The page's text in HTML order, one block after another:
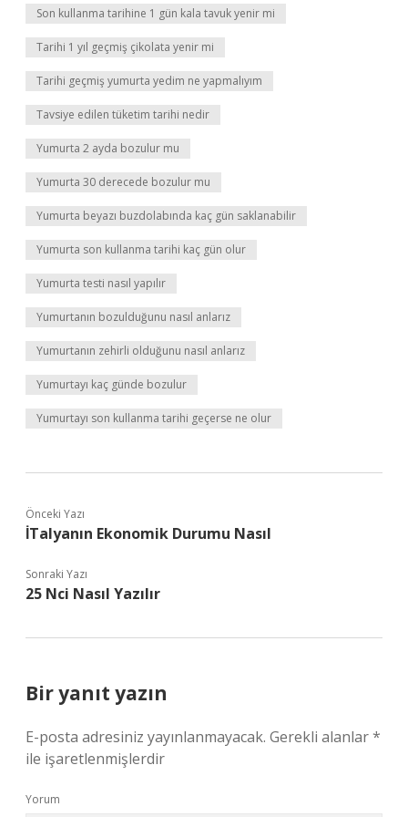
Son kullanma tarihine 1 gün kala tavuk yenir mi
Tarihi 1 yıl geçmiş çikolata yenir mi
Tarihi geçmiş yumurta yedim ne yapmalıyım
Tavsiye edilen tüketim tarihi nedir
Yumurta 2 ayda bozulur mu
Yumurta 30 derecede bozulur mu
Yumurta beyazı buzdolabında kaç gün saklanabilir
Yumurta son kullanma tarihi kaç gün olur
Yumurta testi nasıl yapılır
Yumurtanın bozulduğunu nasıl anlarız
Yumurtanın zehirli olduğunu nasıl anlarız
Yumurtayı kaç günde bozulur
Yumurtayı son kullanma tarihi geçerse ne olur
Önceki Yazı
İTalyanın Ekonomik Durumu Nasıl
Sonraki Yazı
25 Nci Nasıl Yazılır
Bir yanıt yazın
E-posta adresiniz yayınlanmayacak. Gerekli alanlar*
ile işaretlenmişlerdir
Yorum